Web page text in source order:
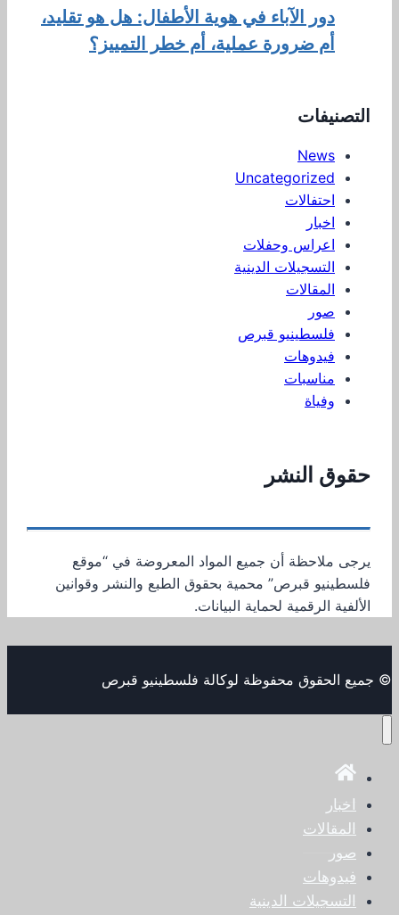
دور الآباء في هوية الأطفال: هل هو تقليد،
أم ضرورة عملية، أم خطر التمييز؟
التصنيفات
News
Uncategorized
احتفالات
اخبار
اعراس وحفلات
التسجيلات الدينية
المقالات
صور
فلسطينيو قبرص
فيدوهات
مناسبات
وفياة
حقوق النشر
يرجى ملاحظة أن جميع المواد المعروضة في “موقع
فلسطينيو قبرص” محمية بحقوق الطبع والنشر وقوانين
الألفية الرقمية لحماية البيانات.
© جميع الحقوق محفوظة لوكالة فلسطينيو قبرص
اخبار
المقالات
صور
فيدوهات
التسجيلات الدينية